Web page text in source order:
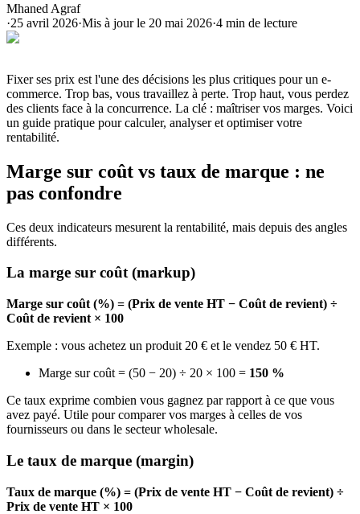
Mhaned Agraf
·25 avril 2026·Mis à jour le 20 mai 2026·4 min de lecture
Fixer ses prix est l'une des décisions les plus critiques pour un e-
commerce. Trop bas, vous travaillez à perte. Trop haut, vous perdez
des clients face à la concurrence. La clé : maîtriser vos marges. Voici
un guide pratique pour calculer, analyser et optimiser votre
rentabilité.
Marge sur coût vs taux de marque : ne
pas confondre
Ces deux indicateurs mesurent la rentabilité, mais depuis des angles
différents.
La marge sur coût (markup)
Marge sur coût (%) = (Prix de vente HT − Coût de revient) ÷
Coût de revient × 100
Exemple : vous achetez un produit 20 € et le vendez 50 € HT.
Marge sur coût = (50 − 20) ÷ 20 × 100 = 150 %
Ce taux exprime combien vous gagnez par rapport à ce que vous
avez payé. Utile pour comparer vos marges à celles de vos
fournisseurs ou dans le secteur wholesale.
Le taux de marque (margin)
Taux de marque (%) = (Prix de vente HT − Coût de revient) ÷
Prix de vente HT × 100